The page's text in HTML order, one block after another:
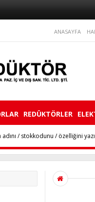
ANASAYFA
REDÜKTÖRLER